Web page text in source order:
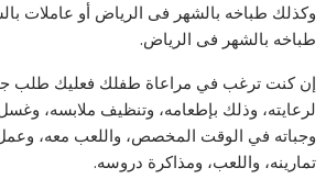
وكذلك طباخه بالشهر فى الرياض أو عاملات
طباخه بالشهر فى الرياض.
إن كنت ترغب في مراعاة طفلك فعليك طلب
لرعايته، وذلك بإطعامه، وتنظيف ملابسه، وغسل
وجباته في الوقت المخصص، واللعب معه،
تمارينه، واللعب، ومذاكرة دروسه.